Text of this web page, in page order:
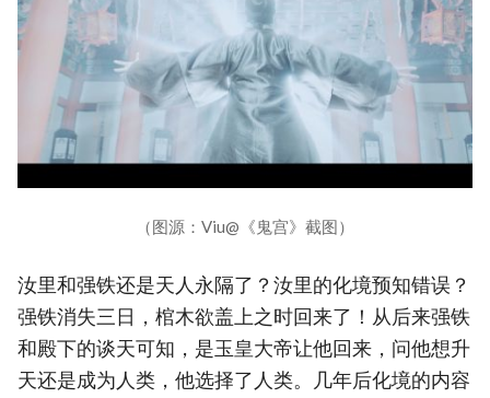
（图源：Viu@《鬼宫》截图）
汝里和强铁还是天人永隔了？汝里的化境预知错误？
强铁消失三日，棺木欲盖上之时回来了！从后来强铁
和殿下的谈天可知，是玉皇大帝让他回来，问他想升
天还是成为人类，他选择了人类。几年后化境的内容